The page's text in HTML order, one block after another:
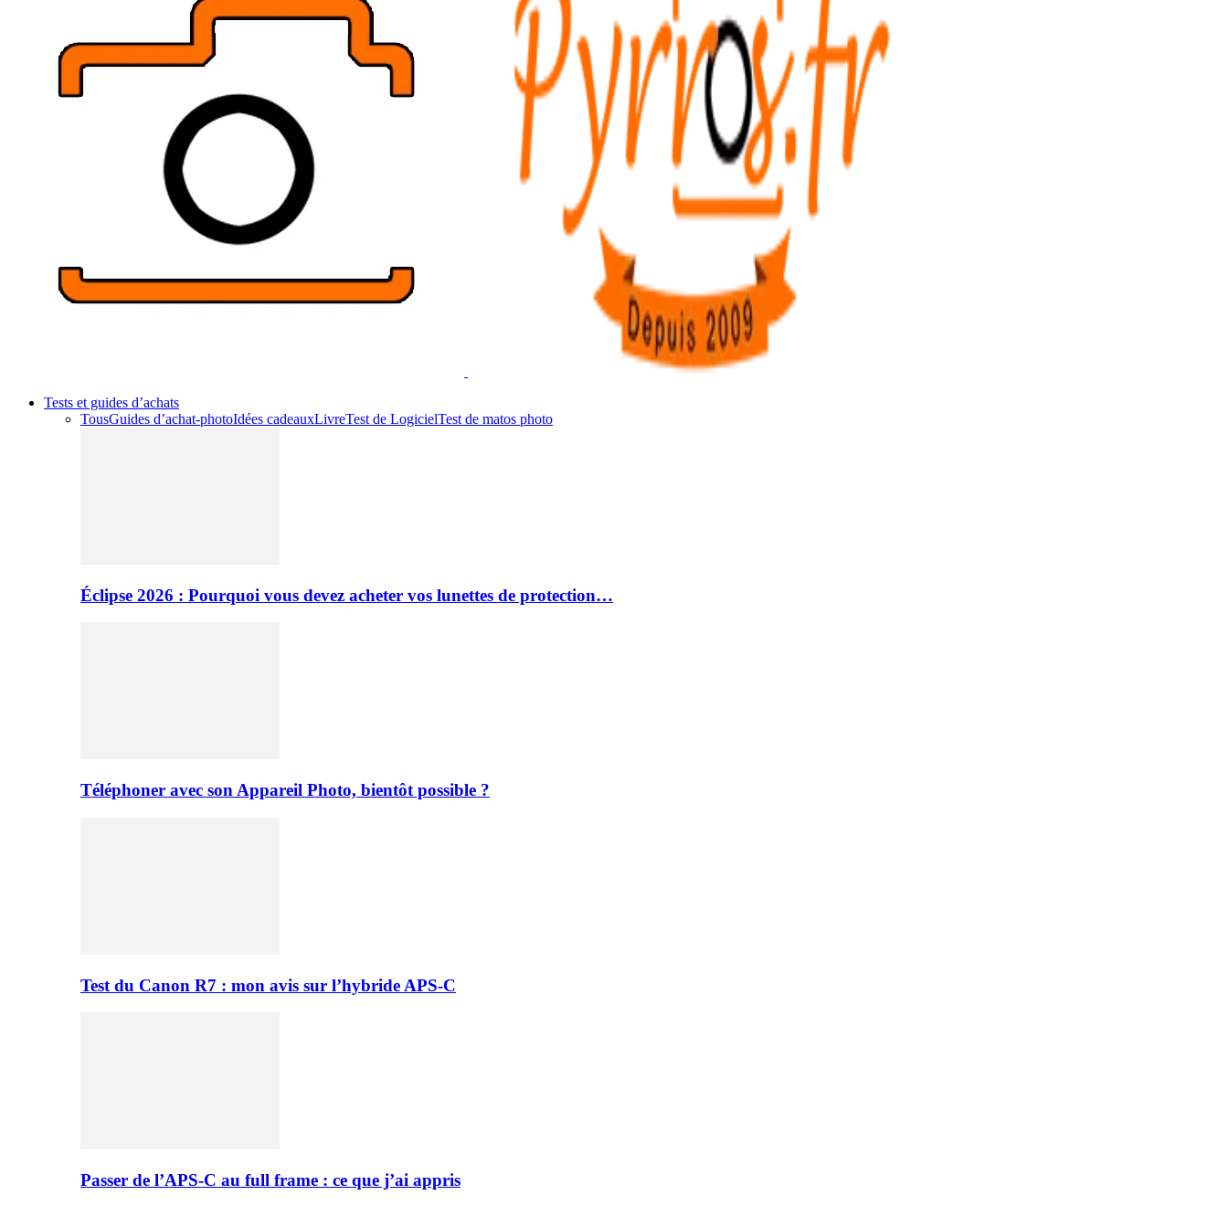
Tests et guides d’achats
TousGuides d’achat-photoIdées cadeauxLivreTest de LogicielTest de matos photo
Éclipse 2026 : Pourquoi vous devez acheter vos lunettes de protection…
Téléphoner avec son Appareil Photo, bientôt possible ?
Test du Canon R7 : mon avis sur l’hybride APS-C
Passer de l’APS-C au full frame : ce que j’ai appris